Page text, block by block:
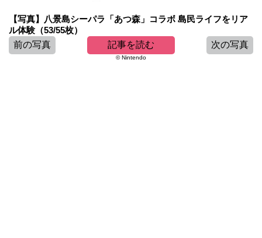
【写真】八景島シーパラ「あつ森」コラボ 島民ライフをリア
ル体験（53/55枚）
前の写真
記事を読む 次の写真
© Nintendo